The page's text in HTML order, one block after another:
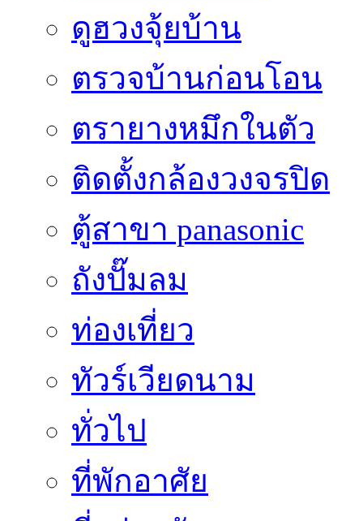
ดูฮวงจุ้ยบ้าน
ตรวจบ้านก่อนโอน
ตรายางหมึกในตัว
ติดตั้งกล้องวงจรปิด
ตู้สาขา panasonic
ถังปั๊มลม
ท่องเที่ยว
ทัวร์เวียดนาม
ทั่วไป
ที่พักอาศัย